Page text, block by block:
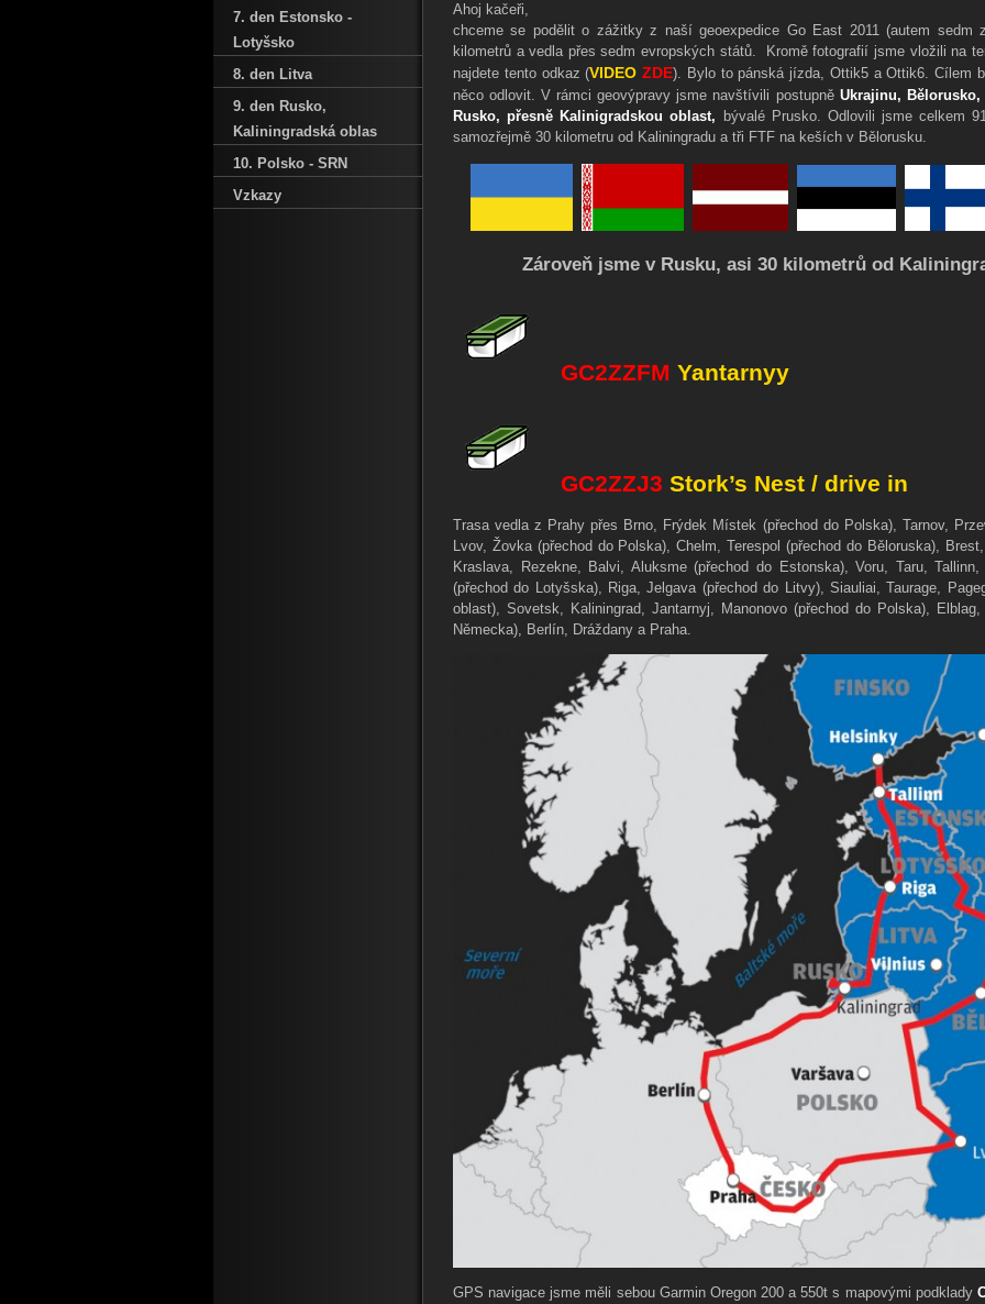
Ahoj kačeři,
chceme se podělit o zážitky z naší geoexpedice Go East 2011 (autem sedm
kilometrů a vedla přes sedm evropských států. Kromě fotografií jsme vložili na
najdete tento odkaz (VIDEO ZDE). Bylo to pánská jízda, Ottik5 a Ottik6. Cílem
něco odlovit. V rámci geovýpravy jsme navštívili postupně Ukrajinu,
Rusko, přesně Kalinigradskou oblast, bývalé Prusko. Odlovili jsme celkem
samozřejmě 30 kilometru od Kaliningradu a tři FTF na keších v Bělorusku.
Zároveň jsme v Rusku, asi 30 kilometrů od
GC2ZZFM Yantarnyy
GC2ZZJ3 Stork’s Nest / drive in
Trasa vedla z Prahy přes Brno, Frýdek Místek (přechod do Polska), Tarnov,
Lvov, Žovka (přechod do Polska), Chelm, Terespol (přechod do Běloruska),
Kraslava, Rezekne, Balvi, Aluksme (přechod do Estonska), Voru, Taru,
(přechod do Lotyšska), Riga, Jelgava (přechod do Litvy), Siauliai, Taurage,
oblast), Sovetsk, Kaliningrad, Jantarnyj, Manonovo (přechod do Polska),
Německa), Berlín, Dráždany a Praha.
GPS navigace jsme měli sebou Garmin Oregon 200 a 550t s mapovými podklady
7. den Estonsko -
Lotyšsko
8. den Litva
9. den Rusko‚
Kaliningradská oblas
10. Polsko - SRN
Vzkazy